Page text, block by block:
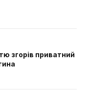
згорів приватний